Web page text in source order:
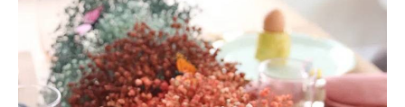
Para saber como tratamos e protegemos os seus dados, leia a nossa
política de privacidade